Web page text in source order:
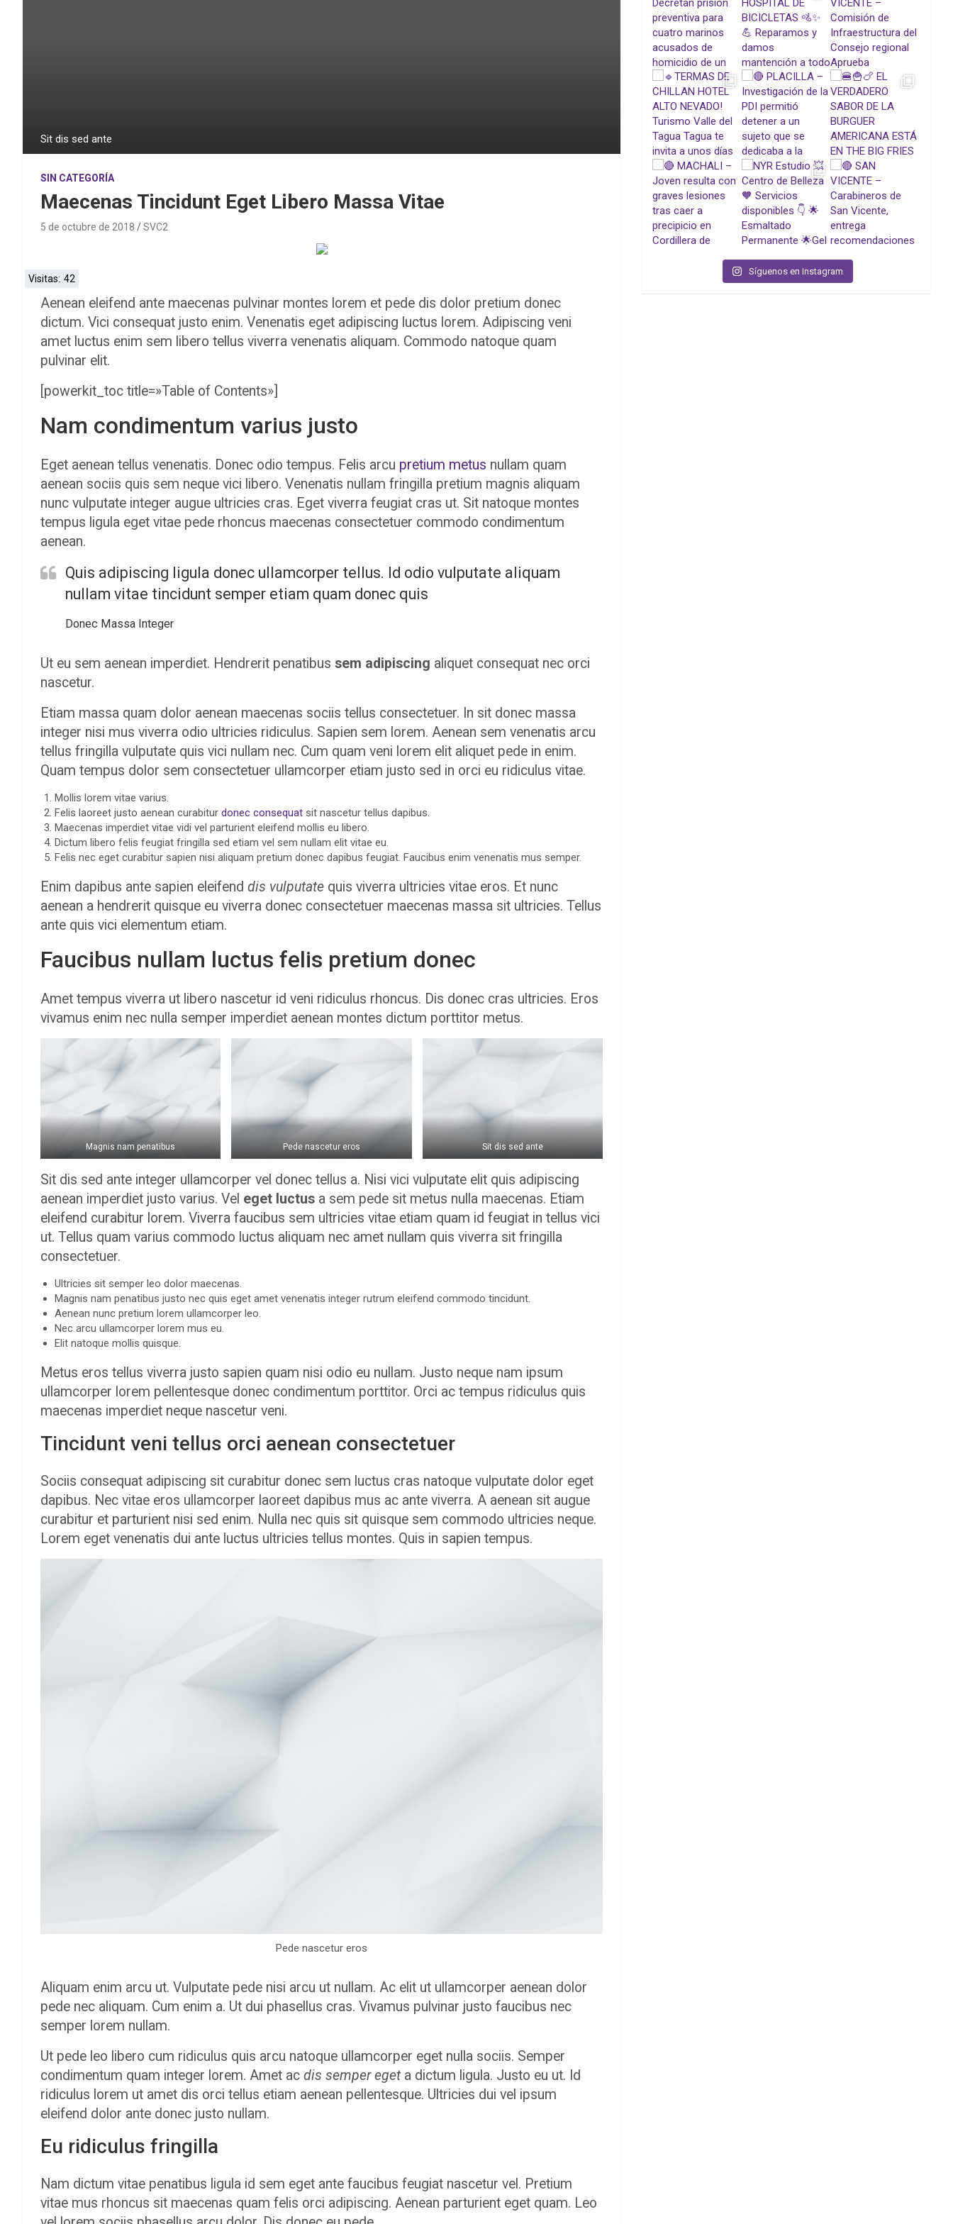
Sit dis sed ante
SIN CATEGORÍA
Maecenas Tincidunt Eget Libero Massa Vitae
5 de octubre de 2018 SVC2
Visitas: 42
Aenean eleifend ante maecenas pulvinar montes lorem et pede dis dolor pretium donec
dictum. Vici consequat justo enim. Venenatis eget adipiscing luctus lorem. Adipiscing veni
amet luctus enim sem libero tellus viverra venenatis aliquam. Commodo natoque quam
pulvinar elit.
[powerkit_toc title=»Table of Contents»]
Nam condimentum varius justo
Eget aenean tellus venenatis. Donec odio tempus. Felis arcu pretium metus nullam quam
aenean sociis quis sem neque vici libero. Venenatis nullam fringilla pretium magnis aliquam
nunc vulputate integer augue ultricies cras. Eget viverra feugiat cras ut. Sit natoque montes
tempus ligula eget vitae pede rhoncus maecenas consectetuer commodo condimentum
aenean.
Quis adipiscing ligula donec ullamcorper tellus. Id odio vulputate aliquam
nullam vitae tincidunt semper etiam quam donec quis
Donec Massa Integer
Ut eu sem aenean imperdiet. Hendrerit penatibus sem adipiscing aliquet consequat nec orci
nascetur.
Etiam massa quam dolor aenean maecenas sociis tellus consectetuer. In sit donec massa
integer nisi mus viverra odio ultricies ridiculus. Sapien sem lorem. Aenean sem venenatis arcu
tellus fringilla vulputate quis vici nullam nec. Cum quam veni lorem elit aliquet pede in enim.
Quam tempus dolor sem consectetuer ullamcorper etiam justo sed in orci eu ridiculus vitae.
Mollis lorem vitae varius.
Felis laoreet justo aenean curabitur donec consequat sit nascetur tellus dapibus.
Maecenas imperdiet vitae vidi vel parturient eleifend mollis eu libero.
Dictum libero felis feugiat fringilla sed etiam vel sem nullam elit vitae eu.
Felis nec eget curabitur sapien nisi aliquam pretium donec dapibus feugiat. Faucibus enim venenatis mus semper.
Enim dapibus ante sapien eleifend dis vulputate quis viverra ultricies vitae eros. Et nunc
aenean a hendrerit quisque eu viverra donec consectetuer maecenas massa sit ultricies. Tellus
ante quis vici elementum etiam.
Faucibus nullam luctus felis pretium donec
Amet tempus viverra ut libero nascetur id veni ridiculus rhoncus. Dis donec cras ultricies. Eros
vivamus enim nec nulla semper imperdiet aenean montes dictum porttitor metus.
Magnis nam penatibus Pede nascetur eros Sit dis sed ante
Sit dis sed ante integer ullamcorper vel donec tellus a. Nisi vici vulputate elit quis adipiscing
aenean imperdiet justo varius. Vel eget luctus a sem pede sit metus nulla maecenas. Etiam
eleifend curabitur lorem. Viverra faucibus sem ultricies vitae etiam quam id feugiat in tellus vici
ut. Tellus quam varius commodo luctus aliquam nec amet nullam quis viverra sit fringilla
consectetuer.
Ultricies sit semper leo dolor maecenas.
Magnis nam penatibus justo nec quis eget amet venenatis integer rutrum eleifend commodo tincidunt.
Aenean nunc pretium lorem ullamcorper leo.
Nec arcu ullamcorper lorem mus eu.
Elit natoque mollis quisque.
Metus eros tellus viverra justo sapien quam nisi odio eu nullam. Justo neque nam ipsum
ullamcorper lorem pellentesque donec condimentum porttitor. Orci ac tempus ridiculus quis
maecenas imperdiet neque nascetur veni.
Tincidunt veni tellus orci aenean consectetuer
Sociis consequat adipiscing sit curabitur donec sem luctus cras natoque vulputate dolor eget
dapibus. Nec vitae eros ullamcorper laoreet dapibus mus ac ante viverra. A aenean sit augue
curabitur et parturient nisi sed enim. Nulla nec quis sit quisque sem commodo ultricies neque.
Lorem eget venenatis dui ante luctus ultricies tellus montes. Quis in sapien tempus.
Pede nascetur eros
Aliquam enim arcu ut. Vulputate pede nisi arcu ut nullam. Ac elit ut ullamcorper aenean dolor
pede nec aliquam. Cum enim a. Ut dui phasellus cras. Vivamus pulvinar justo faucibus nec
semper lorem nullam.
Ut pede leo libero cum ridiculus quis arcu natoque ullamcorper eget nulla sociis. Semper
condimentum quam integer lorem. Amet ac dis semper egeta dictum ligula. Justo eu ut. Id
ridiculus lorem ut amet dis orci tellus etiam aenean pellentesque. Ultricies dui vel ipsum
eleifend dolor ante donec justo nullam.
Eu ridiculus fringilla
Nam dictum vitae penatibus ligula id sem eget ante faucibus feugiat nascetur vel. Pretium
vitae mus rhoncus sit maecenas quam felis orci adipiscing. Aenean parturient eget quam. Leo
Síguenos en Instagram